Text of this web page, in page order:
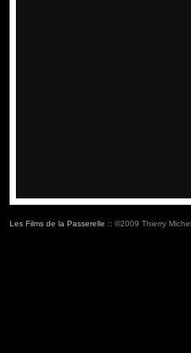
Les Films de la Passerelle :: ©2009 Thierry